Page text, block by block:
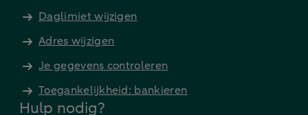
Daglimiet wijzigen
Adres wijzigen
Je gegevens controleren
Toegankelijkheid: bankieren
Hulp nodig?